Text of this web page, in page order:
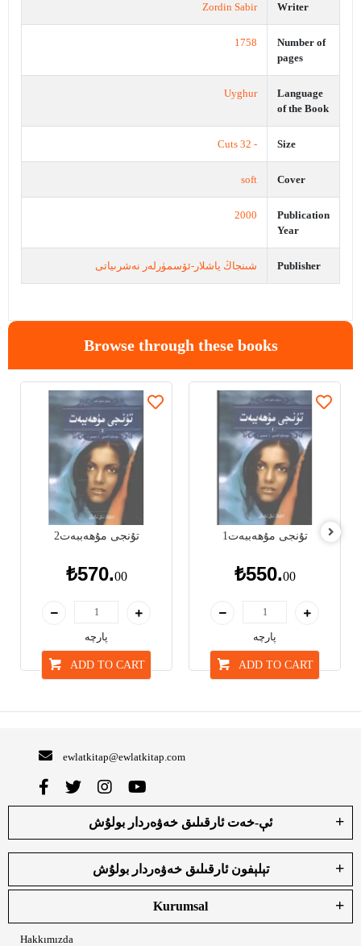
Writer
Zordin Sabir
Number of
pages
1758
Language
of the Book
Uyghur
Size
- 32 Cuts
Cover
soft
Publication
Year
2000
Publisher شىنجاڭ ياشلار-ئۆسمۈرلەر نەشرىياتى
Browse through these books
تۇنجى مۇھەببەت2
₺570.00
پارچە
ADD TO CART
تۇنجى مۇھەببەت1
₺550.00
پارچە
ADD TO CART
ewlatkitap@ewlatkitap.com
ئې-خەت ئارقىلىق خەۋەردار بولۇش
تېلېفون ئارقىلىق خەۋەردار بولۇش
Kurumsal
Hakkımızda